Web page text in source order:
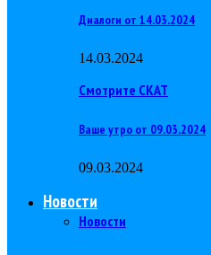
Диалоги от 14.03.2024
14.03.2024
Смотрите СКАТ
Ваше утро от 09.03.2024
09.03.2024
Новости
Новости